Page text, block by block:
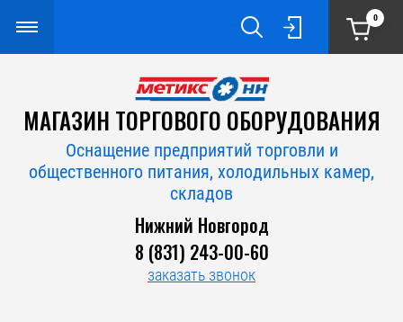
0
МАГАЗИН ТОРГОВОГО ОБОРУДОВАНИЯ
Оснащение предприятий торговли и
общественного питания, холодильных камер,
складов
Нижний Новгород
8 (831) 243-00-60
заказать звонок